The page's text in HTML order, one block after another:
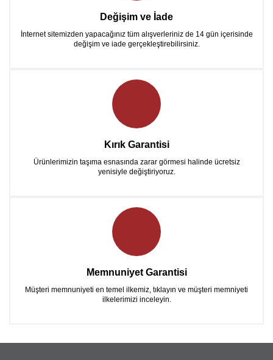
Değişim ve İade
İnternet sitemizden yapacağınız tüm alışverleriniz de 14 gün içerisinde
değişim ve iade gerçekleştirebilirsiniz.
Kırık Garantisi
Ürünlerimizin taşıma esnasında zarar görmesi halinde ücretsiz
yenisiyle değiştiriyoruz.
Memnuniyet Garantisi
Müşteri memnuniyeti en temel ilkemiz, tıklayın ve müşteri memniyeti
ilkelerimizi inceleyin.